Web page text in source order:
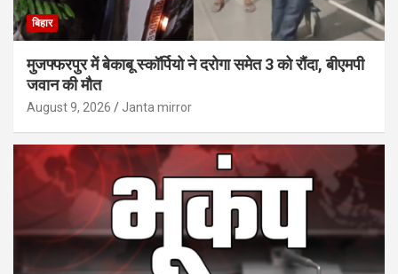
बिहार
मुजफ्फरपुर में बेकाबू स्कॉर्पियो ने दरोगा समेत 3 को रौंदा, बीएमपी
जवान की मौत
August 9, 2026 Janta mirror